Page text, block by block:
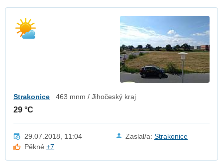
Strakonice 463 mnm / Jihočeský kraj
29 °C
29.07.2018, 11:04 Zaslal/a: Strakonice
Pěkné+7